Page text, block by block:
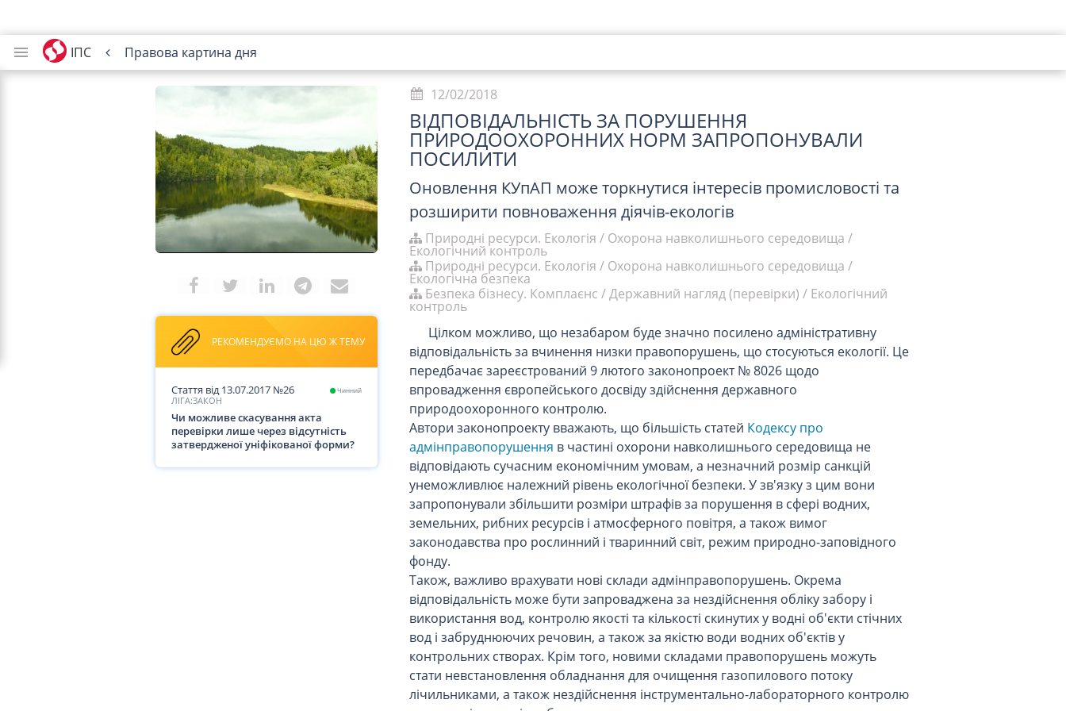
ІПС Правова картина дня
РЕКОМЕНДУЄМО НА ЦЮ Ж ТЕМУ
Чинний
Стаття від 13.07.2017 №26
ЛІГА:ЗАКОН
Чи можливе скасування акта
перевірки лише через відсутність
затвердженої уніфікованої форми?
12/02/2018
ВІДПОВІДАЛЬНІСТЬ ЗА ПОРУШЕННЯ
ПРИРОДООХОРОННИХ НОРМ ЗАПРОПОНУВАЛИ
ПОСИЛИТИ
Оновлення КУпАП може торкнутися інтересів промисловості та
розширити повноваження діячів-екологів
Природні ресурси. Екологія / Охорона навколишнього середовища /
Екологічний контроль
Природні ресурси. Екологія / Охорона навколишнього середовища /
Екологічна безпека
Безпека бізнесу. Комплаєнс /Державний нагляд (перевірки) / Екологічний
контроль
Цілком можливо, що незабаром буде значно посилено адміністративну
відповідальність за вчинення низки правопорушень, що стосуються екології. Це
передбачає зареєстрований 9 лютого законопроект № 8026 щодо
впровадження європейського досвіду здійснення державного
природоохоронного контролю.
Автори законопроекту вважають, що більшість статей Кодексу про
адмінправопорушення в частині охорони навколишнього середовища не
відповідають сучасним економічним умовам, а незначний розмір санкцій
унеможливлює належний рівень екологічної безпеки. У зв'язку з цим вони
запропонували збільшити розміри штрафів за порушення в сфері водних,
земельних, рибних ресурсів і атмосферного повітря, а також вимог
законодавства про рослинний і тваринний світ, режим природно-заповідного
фонду.
Також, важливо врахувати нові склади адмінправопорушень. Окрема
відповідальність може бути запроваджена за нездійснення обліку забору і
використання вод, контролю якості та кількості скинутих у водні об'єкти стічних
вод і забруднюючих речовин, а також за якістю води водних об'єктів у
контрольних створах. Крім того, новими складами правопорушень можуть
стати невстановлення обладнання для очищення газопилового потоку
лічильниками, а також нездійснення інструментально-лабораторного контролю